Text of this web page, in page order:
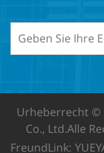
Urheberrecht ©
Co., Ltd.Alle
FreundLink: